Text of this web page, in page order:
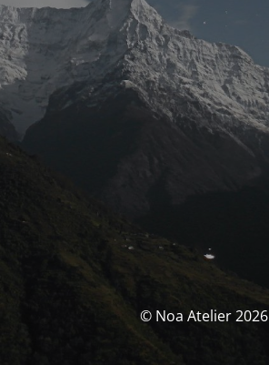
© Noa Atelier 2026